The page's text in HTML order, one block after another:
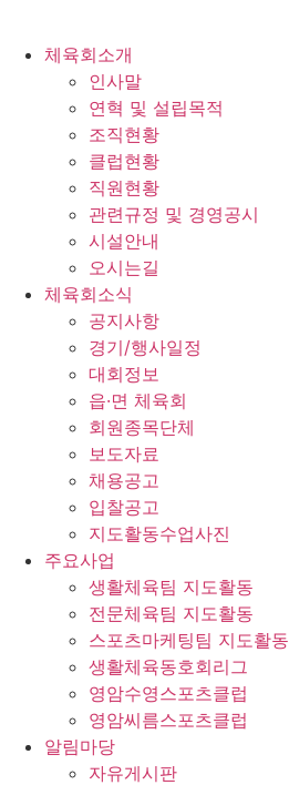
체육회소개
인사말
연혁 및 설립목적
조직현황
클럽현황
직원현황
관련규정 및 경영공시
시설안내
오시는길
체육회소식
공지사항
경기/행사일정
대회정보
읍·면 체육회
회원종목단체
보도자료
채용공고
입찰공고
지도활동수업사진
주요사업
생활체육팀 지도활동
전문체육팀 지도활동
스포츠마케팅팀 지도활동
생활체육동호회리그
영암수영스포츠클럽
영암씨름스포츠클럽
알림마당
자유게시판